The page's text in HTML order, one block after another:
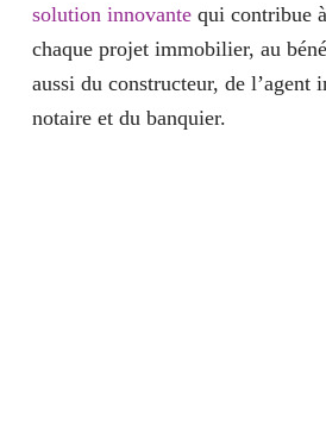
solution innovantequi contribue
chaque projet immobilier, au
aussi du constructeur, de l’agent
notaire et du banquier.